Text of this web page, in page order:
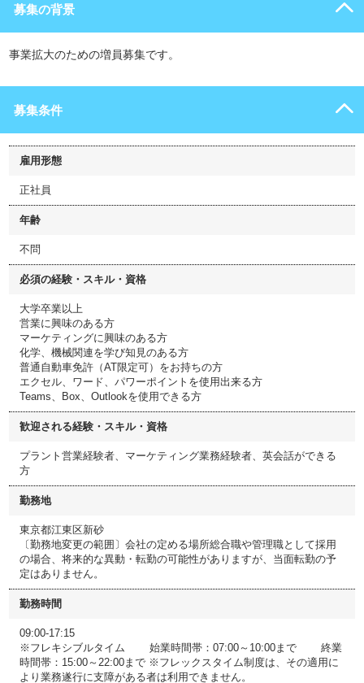
募集の背景
事業拡大のための増員募集です。
募集条件
雇用形態
正社員
年齢
不問
必須の経験・スキル・資格
大学卒業以上
営業に興味のある方
マーケティングに興味のある方
化学、機械関連を学び知見のある方
普通自動車免許（AT限定可）をお持ちの方
エクセル、ワード、パワーポイントを使用出来る方
Teams、Box、Outlookを使用できる方
歓迎される経験・スキル・資格
プラント営業経験者、マーケティング業務経験者、英会話ができる
方
勤務地
東京都江東区新砂
〔勤務地変更の範囲〕会社の定める場所総合職や管理職として採用
の場合、将来的な異動・転勤の可能性がありますが、当面転勤の予
定はありません。
勤務時間
09:00-17:15
※フレキシブルタイム 始業時間帯：07:00～10:00まで 終業
時間帯：15:00～22:00まで ※フレックスタイム制度は、その適用に
より業務遂行に支障がある者は利用できません。